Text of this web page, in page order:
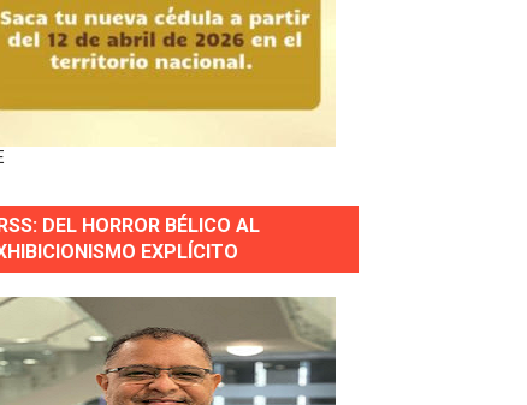
Norte
por apagones en Cayenas y Residencial Amalia
Reservas.
DEL HORROR BÉLICO AL
EXPLÍCITO